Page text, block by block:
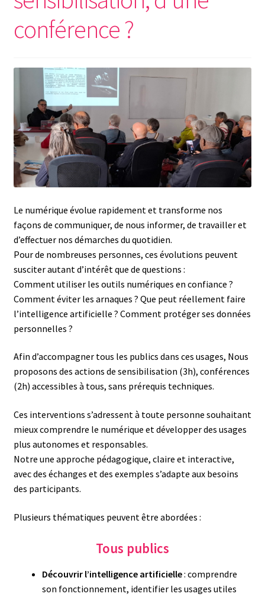
conférence ?
Le numérique évolue rapidement et transforme nos
façons de communiquer, de nous informer, de travailler et
d’effectuer nos démarches du quotidien.
Pour de nombreuses personnes, ces évolutions peuvent
susciter autant d’intérêt que de questions :
Comment utiliser les outils numériques en confiance ?
Comment éviter les arnaques ? Que peut réellement faire
l’intelligence artificielle ? Comment protéger ses données
personnelles ?
Afin d’accompagner tous les publics dans ces usages, Nous
proposons des actions de sensibilisation (3h), conférences
(2h) accessibles à tous, sans prérequis techniques.
Ces interventions s’adressent à toute personne souhaitant
mieux comprendre le numérique et développer des usages
plus autonomes et responsables.
Notre une approche pédagogique, claire et interactive,
avec des échanges et des exemples s’adapte aux besoins
des participants.
Plusieurs thématiques peuvent être abordées :
Tous publics
Découvrir l’intelligence artificielle: comprendre
son fonctionnement, identifier les usages utiles